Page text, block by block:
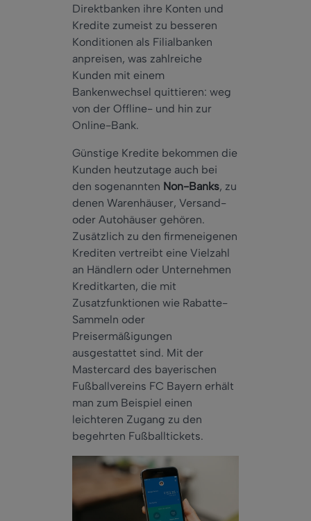
Direktbanken ihre Konten und
Kredite zumeist zu besseren
Konditionen als Filialbanken
anpreisen, was zahlreiche
Kunden mit einem
Bankenwechsel quittieren: weg
von der Offline- und hin zur
Online-Bank.
Günstige Kredite bekommen die
Kunden heutzutage auch bei
den sogenannten Non-Banks, zu
denen Warenhäuser, Versand-
oder Autohäuser gehören.
Zusätzlich zu den firmeneigenen
Krediten vertreibt eine Vielzahl
an Händlern oder Unternehmen
Kreditkarten, die mit
Zusatzfunktionen wie Rabatte-
Sammeln oder
Preisermäßigungen
ausgestattet sind. Mit der
Mastercard des bayerischen
Fußballvereins FC Bayern erhält
man zum Beispiel einen
leichteren Zugang zu den
begehrten Fußballtickets.